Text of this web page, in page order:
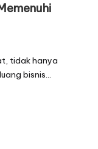
tidak hanya
bisnis…